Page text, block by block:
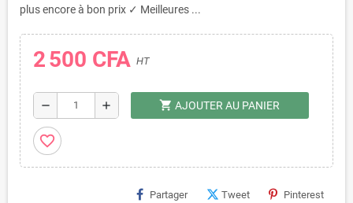
plus encore à bon prix ✓ Meilleures ...
2 500 CFA HT
remove add shopping_cart AJOUTER AU PANIER
favorite_border
Partager Tweet Pinterest